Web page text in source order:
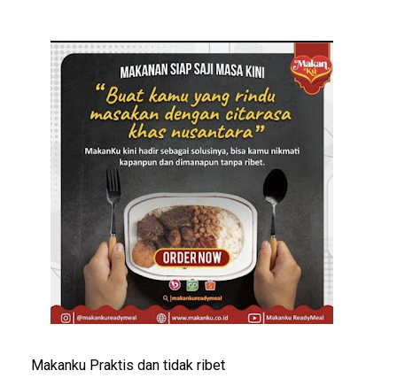
Makanku Praktis dan tidak ribet